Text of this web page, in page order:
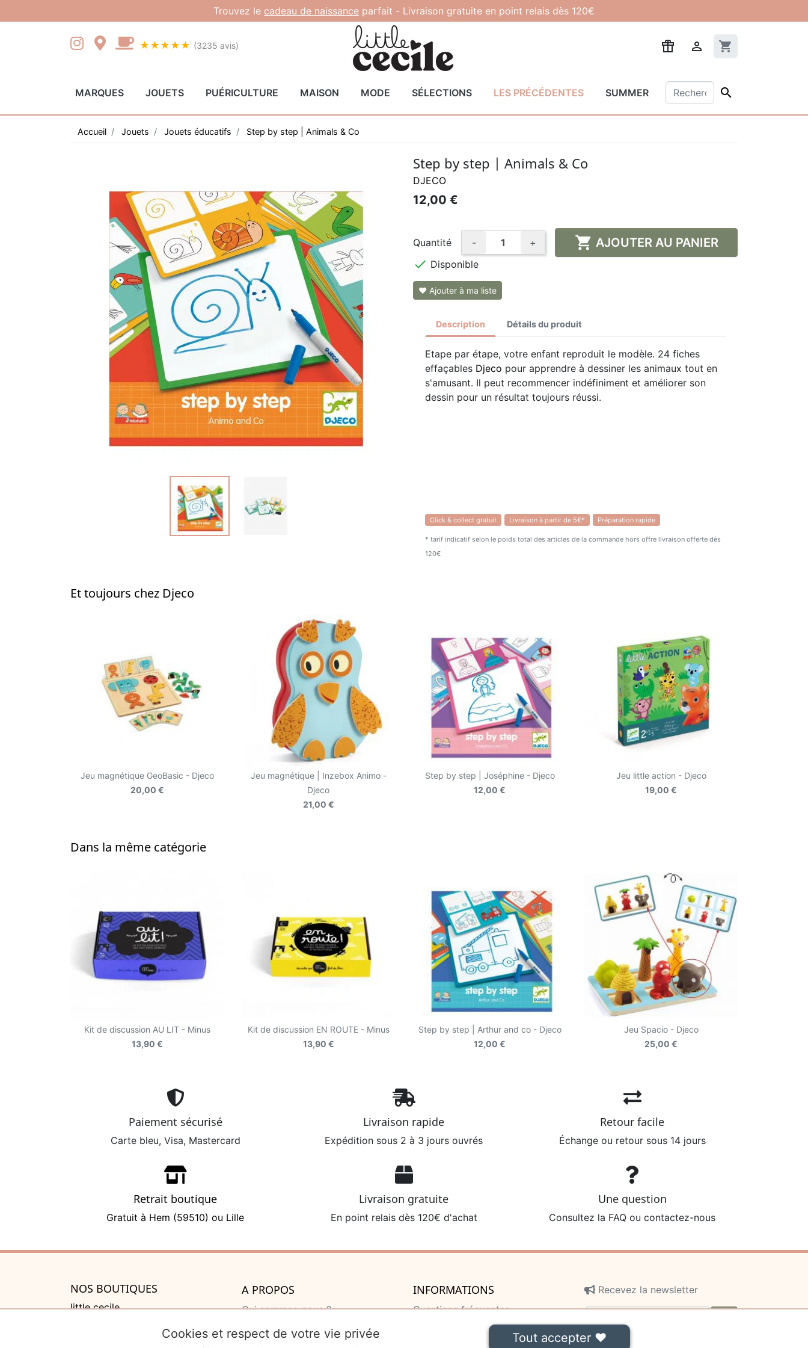
Trouvez le cadeau de naissance parfait - Livraison gratuite en point relais dès 120€
★★★★★ (3235 avis)  shopping_cart
MARQUES JOUETS PUÉRICULTURE MAISON MODE SÉLECTIONS LES PRÉCÉDENTES SUMMER 
Accueil Jouets Jouets éducatifs Step by step | Animals & Co
Step by step | Animals & Co
DJECO
12,00 €
Quantité - +  AJOUTER AU PANIER
 Disponible
❤ Ajouter à ma liste
Description Détails du produit
Etape par étape, votre enfant reproduit le modèle. 24 fiches
effaçables Djeco pour apprendre à dessiner les animaux tout en
s'amusant. Il peut recommencer indéfiniment et améliorer son
dessin pour un résultat toujours réussi.
Click & collect gratuit Livraison à partir de 5€* Préparation rapide
* tarif indicatif selon le poids total des articles de la commande hors offre livraison offerte dès
120€
Et toujours chez Djeco
Jeu magnétique GeoBasic - Djeco
20,00 €
Jeu magnétique | Inzebox Animo -
Djeco
21,00 €
Step by step | Joséphine - Djeco
12,00 €
Jeu little action - Djeco
19,00 €
Dans la même catégorie
Kit de discussion AU LIT - Minus
13,90 €
Kit de discussion EN ROUTE - Minus
13,90 €
Step by step | Arthur and co - Djeco
12,00 €
Jeu Spacio - Djeco
25,00 €
Paiement sécurisé
Carte bleu, Visa, Mastercard
Livraison rapide
Expédition sous 2 à 3 jours ouvrés
Retour facile
Échange ou retour sous 14 jours
Retrait boutique
Gratuit à Hem (59510) ou Lille
Livraison gratuite
En point relais dès 120€ d'achat
Une question
Consultez la FAQ ou contactez-nous
NOS BOUTIQUES
little cecile
A PROPOS
Qui sommes-nous ?
Liste de naissance
INFORMATIONS
Questions fréquentes
Livraison et retour
Recevez la newsletter
On ne communiquera jamais votre
Cookies et respect de votre vie privée Tout accepter ❤